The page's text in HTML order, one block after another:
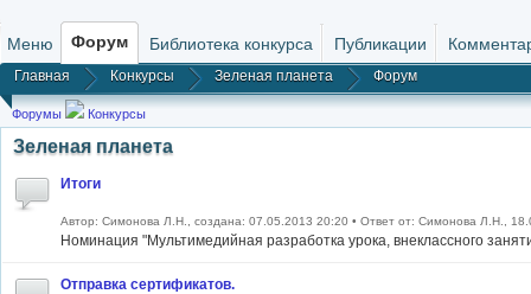
Меню Форум Библиотека конкурса Публикации
Главная Конкурсы Зеленая планета Форум
Форумы Конкурсы
Зеленая планета
Итоги
Автор: Симонова Л.Н., создана: 07.05.2013 20:20 • Ответ от: Симонова Л.Н.,
Номинация "Мультимедийная разработка урока, внеклассного
Отправка сертификатов.